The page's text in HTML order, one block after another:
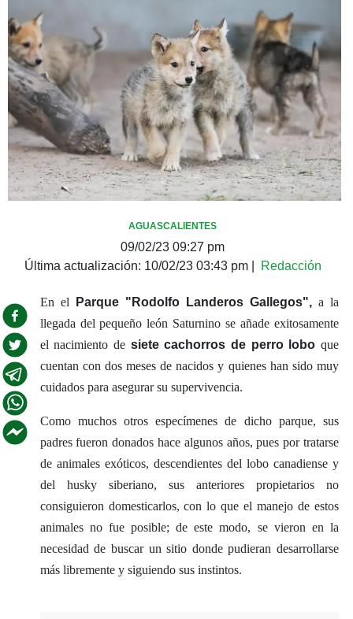
AGUASCALIENTES
09/02/23 09:27 pm
Última actualización: 10/02/23 03:43 pm| Redacción
En el Parque "Rodolfo Landeros Gallegos",a la
llegada del pequeño león Saturnino se añade exitosamente
el nacimiento de siete cachorros de perro lobo que
cuentan con dos meses de nacidos y quienes han sido muy
cuidados para asegurar su supervivencia.
Como muchos otros especímenes de dicho parque, sus
padres fueron donados hace algunos años, pues por tratarse
de animales exóticos, descendientes del lobo canadiense y
del husky siberiano, sus anteriores propietarios no
consiguieron domesticarlos, con lo que el manejo de estos
animales no fue posible; de este modo, se vieron en la
necesidad de buscar un sitio donde pudieran desarrollarse
más libremente y siguiendo sus instintos.